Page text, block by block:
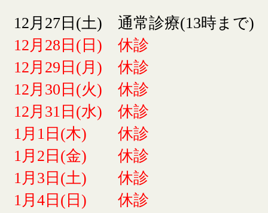
12月27日(土) 通常診療(13時まで)
12月28日(日) 休診
12月29日(月) 休診
12月30日(火) 休診
12月31日(水) 休診
1月1日(木) 休診
1月2日(金) 休診
1月3日(土) 休診
1月4日(日) 休診